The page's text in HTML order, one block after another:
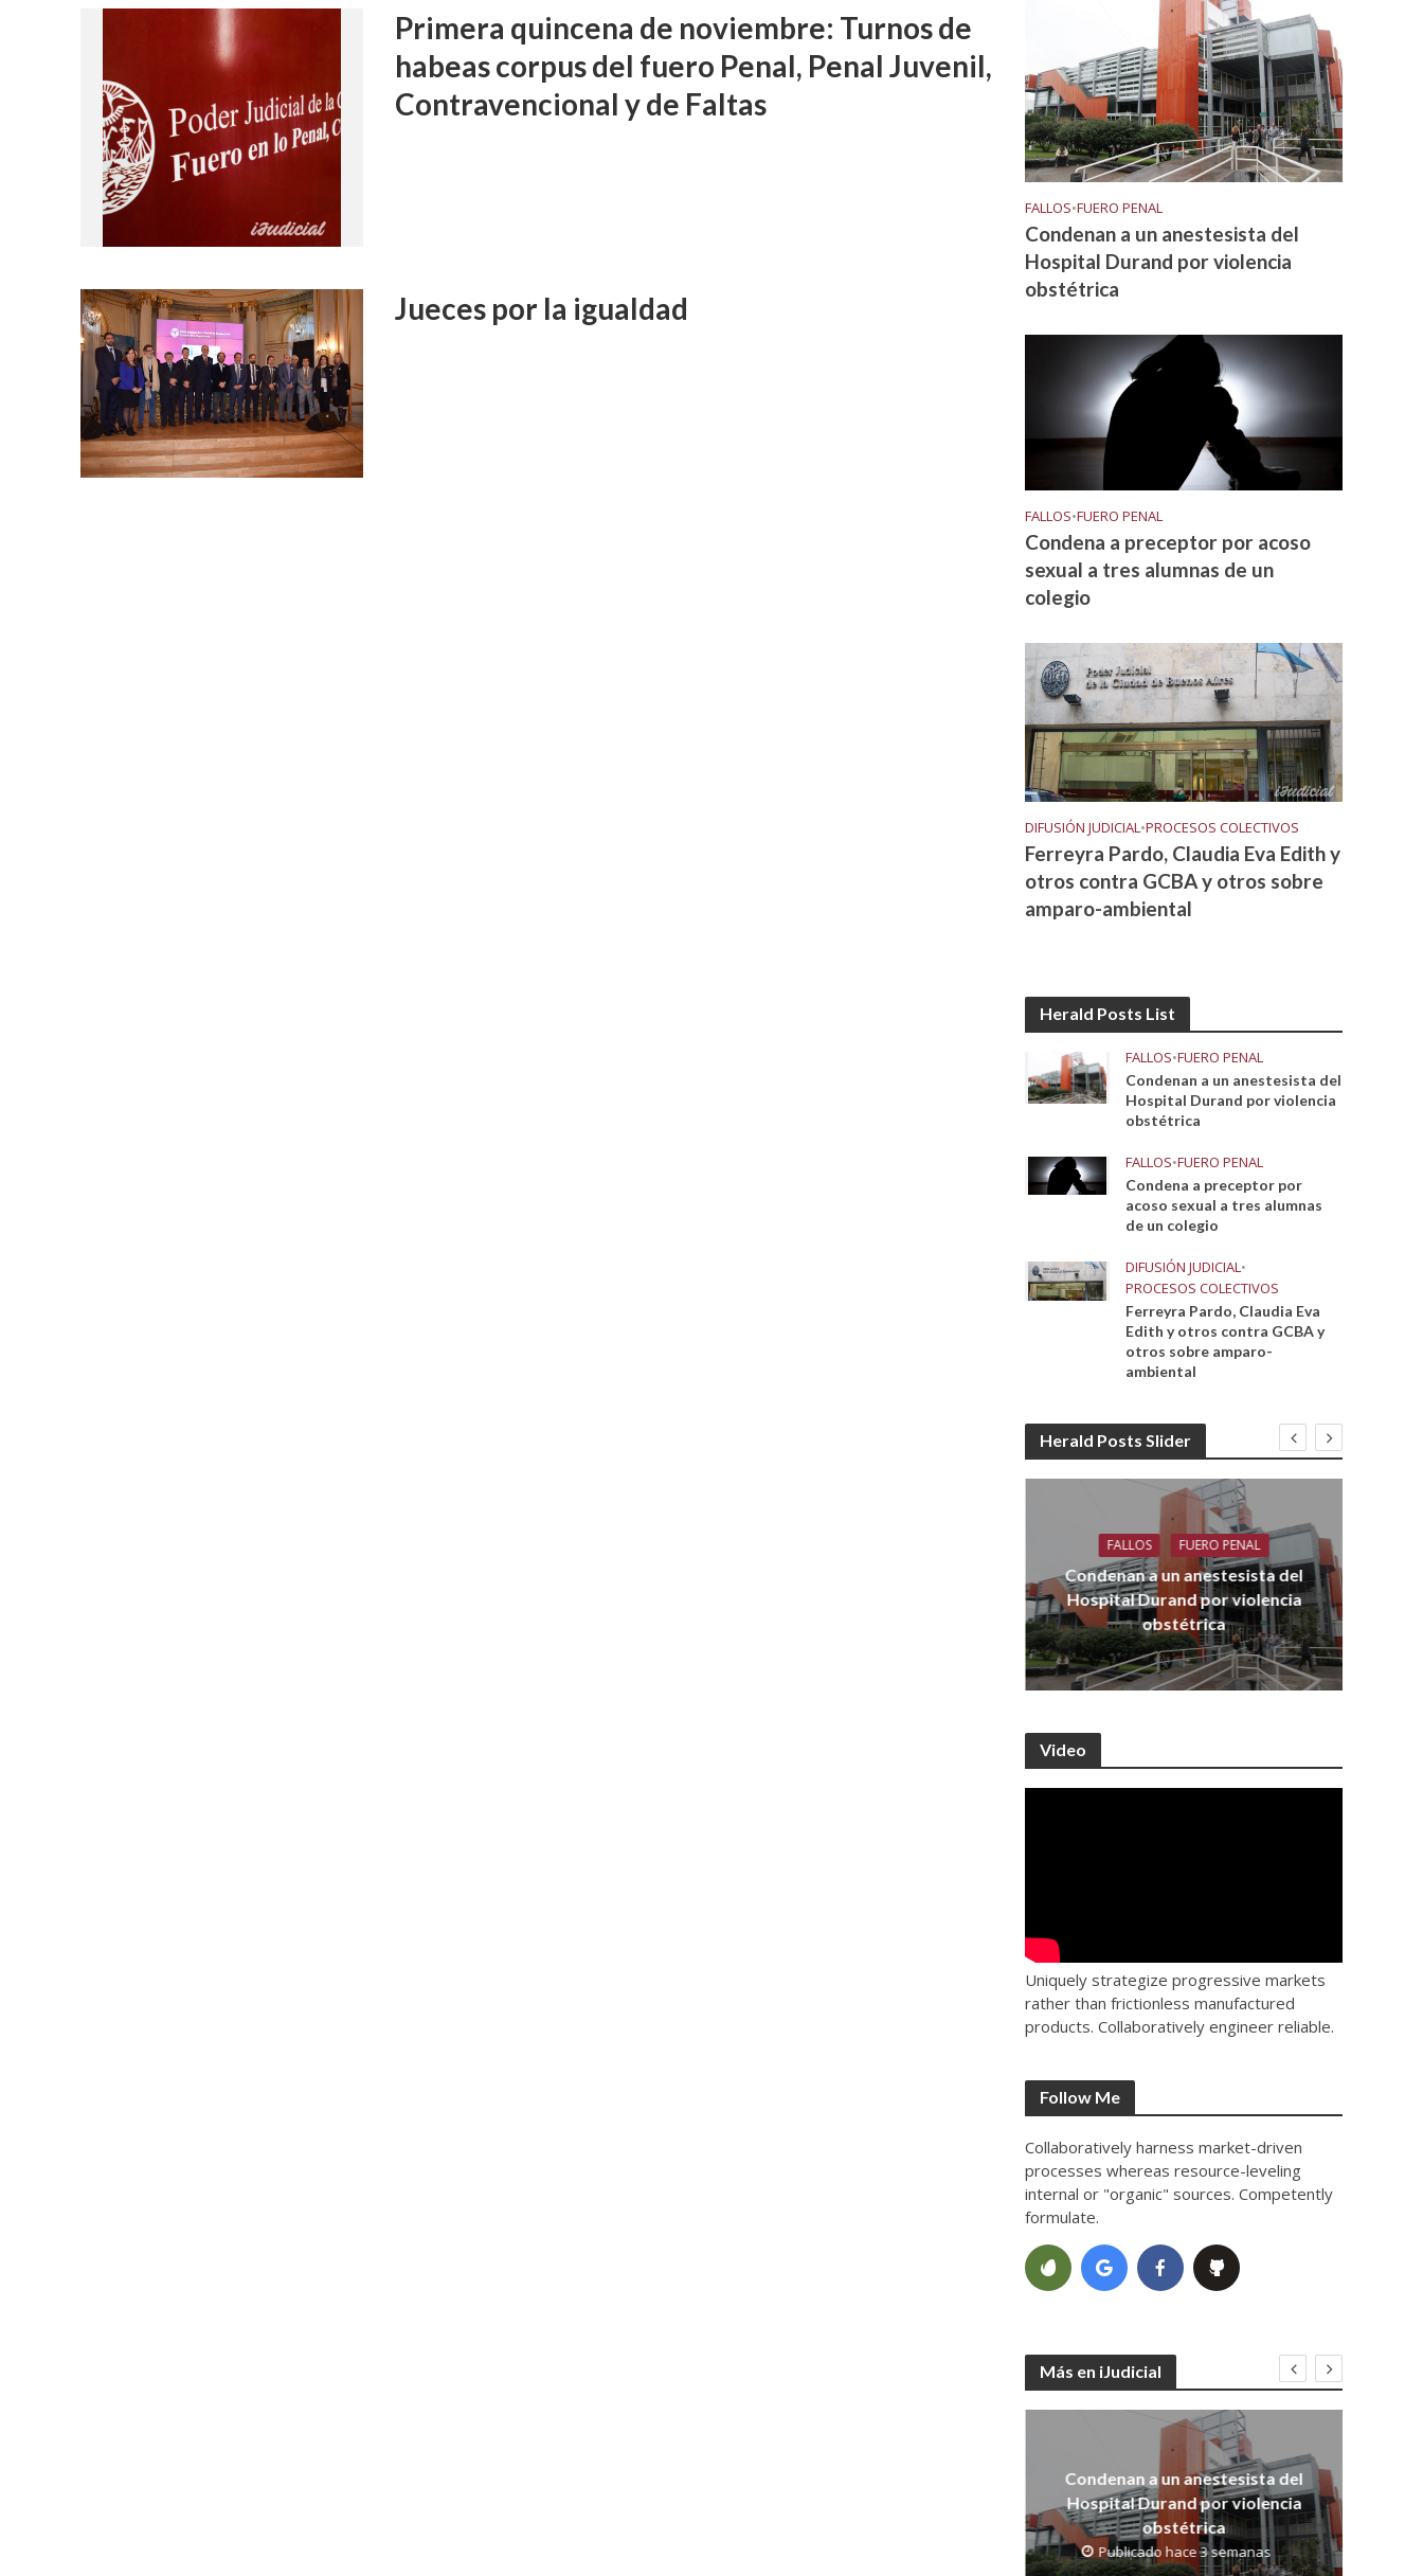
Primera quincena de noviembre: Turnos de
habeas corpus del fuero Penal, Penal Juvenil,
Contravencional y de Faltas
Jueces por la igualdad
FALLOS•FUERO PENAL
Condenan a un anestesista del
Hospital Durand por violencia
obstétrica
FALLOS•FUERO PENAL
Condena a preceptor por acoso
sexual a tres alumnas de un
colegio
DIFUSIÓN JUDICIAL•PROCESOS COLECTIVOS
Ferreyra Pardo, Claudia Eva Edith y
otros contra GCBA y otros sobre
amparo-ambiental
Herald Posts List
FALLOS•FUERO PENAL
Condenan a un anestesista del
Hospital Durand por violencia
obstétrica
FALLOS•FUERO PENAL
Condena a preceptor por
acoso sexual a tres alumnas
de un colegio
DIFUSIÓN JUDICIAL•
PROCESOS COLECTIVOS
Ferreyra Pardo, Claudia Eva
Edith y otros contra GCBA y
otros sobre amparo-
ambiental
Herald Posts Slider
FALLOS FUERO PENAL
Condenan a un anestesista del
Hospital Durand por violencia
obstétrica
Video
Uniquely strategize progressive markets
rather than frictionless manufactured
products. Collaboratively engineer reliable.
Follow Me
Collaboratively harness market-driven
processes whereas resource-leveling
internal or "organic" sources. Competently
formulate.
Más en iJudicial
Condenan a un anestesista del
Hospital Durand por violencia
obstétrica
Publicado hace 3 semanas